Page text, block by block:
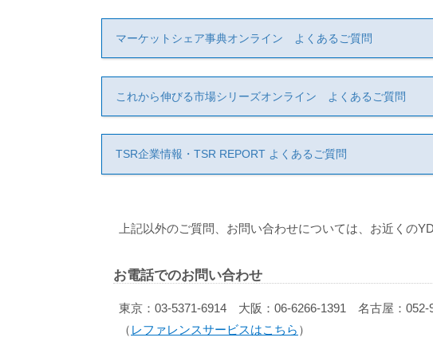
マーケットシェア事典オンライン よくあるご質問
これから伸びる市場シリーズオンライン よくあるご質問
TSR企業情報・TSR REPORT よくあるご質問
上記以外のご質問、お問い合わせについては、お近くの
お電話でのお問い合わせ
東京：03-5371-6914 大阪：06-6266-1391 名古屋：052-
（ レファレンスサービスはこちら ）